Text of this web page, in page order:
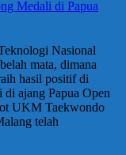
Nasional
mata, dimana
hasil positif di
di ajang Papua Open
UKM Taekwondo
telah